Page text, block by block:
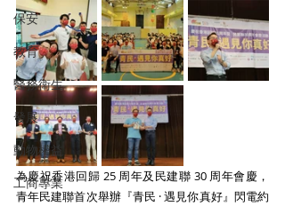
保安
教育
醫務衛生
發展
動物權益
工商專業
為慶祝香港回歸 25 周年及民建聯 30 周年會慶，
青年民建聯首次舉辦『青民 · 遇見你真好』閃電約